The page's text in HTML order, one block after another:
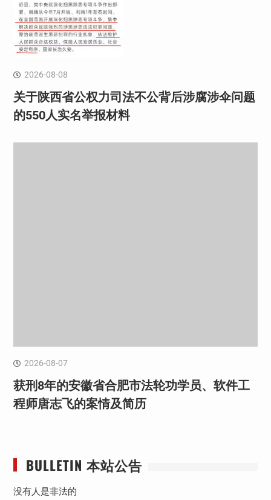
2026-08-08
关于陕西省公权力司法不公背后涉腐涉伞问题
的550人实名举报材料
2026-08-07
获刑8年的安徽省合肥市法轮功学员、软件工
程师唐志飞的案情及简历
BULLETIN 本站公告
没有人是非法的